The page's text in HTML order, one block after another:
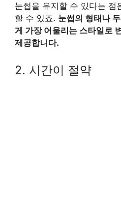
눈썹을 유지할 수 있다는 점
할 수 있죠. 눈썹의 형태나
게 가장 어울리는 스타일로
제공합니다.
2. 시간이 절약